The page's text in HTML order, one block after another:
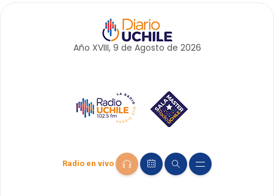
Año XVIII, 9 de Agosto de 2026
Radio en vivo